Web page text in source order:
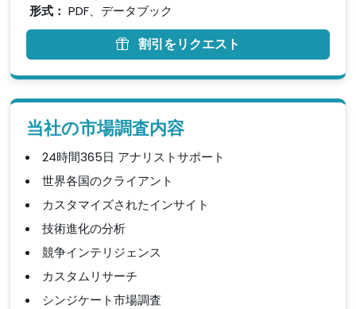
形式： PDF、データブック
割引をリクエスト
当社の市場調査内容
24時間365日 アナリストサポート
世界各国のクライアント
カスタマイズされたインサイト
技術進化の分析
競争インテリジェンス
カスタムリサーチ
シンジケート市場調査